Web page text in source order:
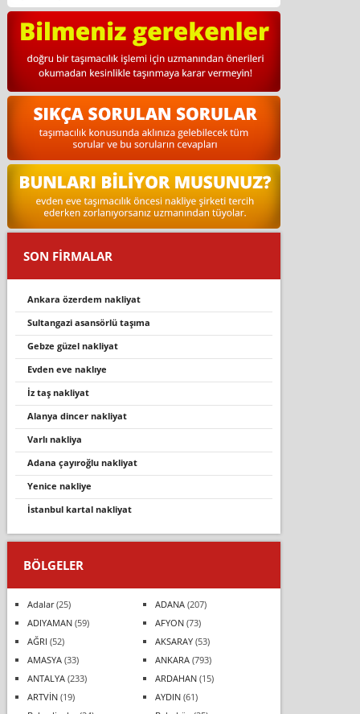
SON FİRMALAR
ankara özerdem nakliyat
sultangazi asansörlü taşıma
gebze güzel nakliyat
evden eve naklıye
i̇z taş nakli̇yat
alanya dincer nakliyat
varli nakli̇ya
adana çayıroğlu nakliyat
yeni̇ce nakli̇ye
i̇stanbul kartal nakliyat
BÖLGELER
Adalar(25) ADANA(207)
ADIYAMAN(59) AFYON(73)
AĞRI (52) AKSARAY(53)
AMASYA(33) ANKARA(793)
ANTALYA(233) ARDAHAN(15)
ARTVİN(19) AYDIN(61)